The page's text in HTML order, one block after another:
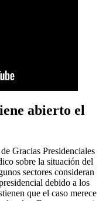
abierto el
Gracias Presidenciales
sobre la situación del
sectores consideran
debido a los
que el caso merece